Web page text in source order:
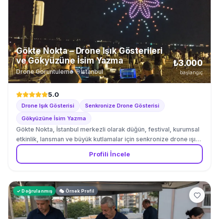
sigortası güvencesiyle işletmenizin bütçesine uyum sağlar.
Gökte Nokta – Drone Işık Gösterileri
ve Gökyüzüne İsim Yazma
Drone Goruntuleme· İstanbul
₺3.000
başlangıç
5.0
Drone Işık Gösterisi
Senkronize Drone Gösterisi
Gökyüzüne İsim Yazma
Gökte Nokta, İstanbul merkezli olarak düğün, festival, kurumsal
etkinlik, lansman ve büyük kutlamalar için senkronize drone ışık
gösterileri hazırlayan bir görsel teknoloji ekibidir. Firma, insansız
hava araçları sistemleri üzerine çalışan Cem Arıkan ile hareketli
anda uçurarak gökyüzünde isim, tarih, kalp, yüzük, logo, yazı ve
hareketli figürler oluşturur. Her gösteri, etkinliğin hikâyesine ve
izleyici alanına göre özel olarak tasarlanır. Evlilik tekliflerinde
çiftlerin isimleri ve “Benimle Evlenir misin?” mesajı; düğünlerde
Profili İncele
✓ Doğrulanmış 🎭 Örnek Profil